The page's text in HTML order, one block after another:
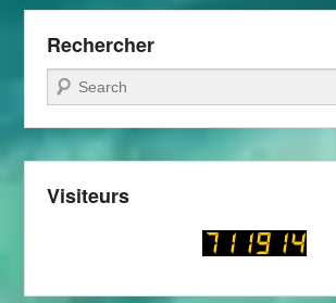
Rechercher
Recherche
Visiteurs